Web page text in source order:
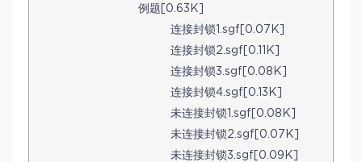
例题[0.63K]
连接封锁1.sgf[0.07K]
连接封锁2.sgf[0.11K]
连接封锁3.sgf[0.08K]
连接封锁4.sgf[0.13K]
未连接封锁1.sgf[0.08K]
未连接封锁2.sgf[0.07K]
未连接封锁3.sgf[0.09K]